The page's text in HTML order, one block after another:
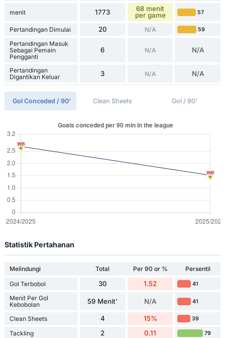
menit 1773
68 menit
per game
57
Pertandingan Dimulai 20 N/A 59
Pertandingan Masuk
Sebagai Pemain
Pengganti
6 N/A N/A
Pertandingan
Digantikan Keluar
3 N/A N/A
Gol Conceded / 90' Clean Sheets Gol / 90'
Statistik Pertahanan
Melindungi Total Per 90 or %
Persentil
Gol Terbobol
30 1.52 41
Menit Per Gol
Kebobolan
59 Menit' N/A 41
Clean Sheets 4 15% 39
Tackling 2 0.11 79